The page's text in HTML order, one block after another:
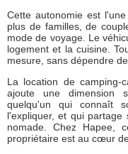
Cette autonomie est
plus de familles, de
mode de voyage. Le
logement et la cuisine.
mesure, sans dépendre
La location de camping-
ajoute une dimension
quelqu'un qui connaît
l'expliquer, et qui
nomade. Chez Hapee,
propriétaire est au cœur